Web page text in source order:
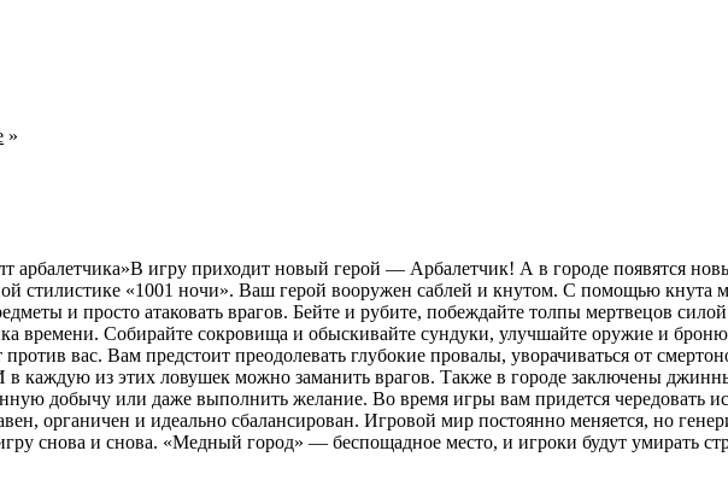
»
арбалетчика»В игру приходит новый герой — Арбалетчик! А в городе появятся
стилистике «1001 ночи». Ваш герой вооружен саблей и кнутом. С помощью кнута
и просто атаковать врагов. Бейте и рубите, побеждайте толпы мертвецов
времени. Собирайте сокровища и обыскивайте сундуки, улучшайте оружие и
против вас. Вам предстоит преодолевать глубокие провалы, уворачиваться от
И в каждую из этих ловушек можно заманить врагов. Также в городе заключены
добычу или даже выполнить желание. Во время игры вам придется чередовать
органичен и идеально сбалансирован. Игровой мир постоянно меняется, но
снова и снова. «Медный город» — беспощадное место, и игроки будут умирать